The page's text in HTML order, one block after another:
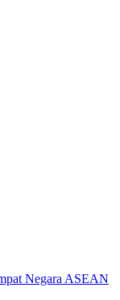
Negara ASEAN